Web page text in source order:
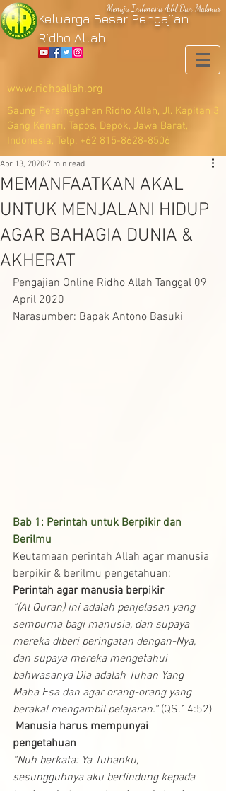
Menuju Indonesia Adil Dan Makmur
Keluarga Besar Pengajian
Ridho Allah
www.ridhoallah.org
Saung Persinggahan Ridho Allah, Jl. Kapitan 3
Gang Kenari, Tapos, Depok, Jawa Barat,
Indonesia, Telp: +62 815-8628-8506
MEMANFAATKAN AKAL
UNTUK MENJALANI HIDUP
AGAR BAHAGIA DUNIA &
AKHERAT
Apr 13, 2020 7 min read
Pengajian Online Ridho Allah Tanggal 09
April 2020
Narasumber: Bapak Antono Basuki
Bab 1: Perintah untuk Berpikir dan
Berilmu
Keutamaan perintah Allah agar manusia
berpikir & berilmu pengetahuan:
Perintah agar manusia berpikir
“(Al Quran) ini adalah penjelasan yang
sempurna bagi manusia, dan supaya
mereka diberi peringatan dengan-Nya,
dan supaya mereka mengetahui
bahwasanya Dia adalah Tuhan Yang
Maha Esa dan agar orang-orang yang
berakal mengambil pelajaran.“ (QS.14:52)
Manusia harus mempunyai
pengetahuan
“Nuh berkata: Ya Tuhanku,
sesungguhnya aku berlindung kepada